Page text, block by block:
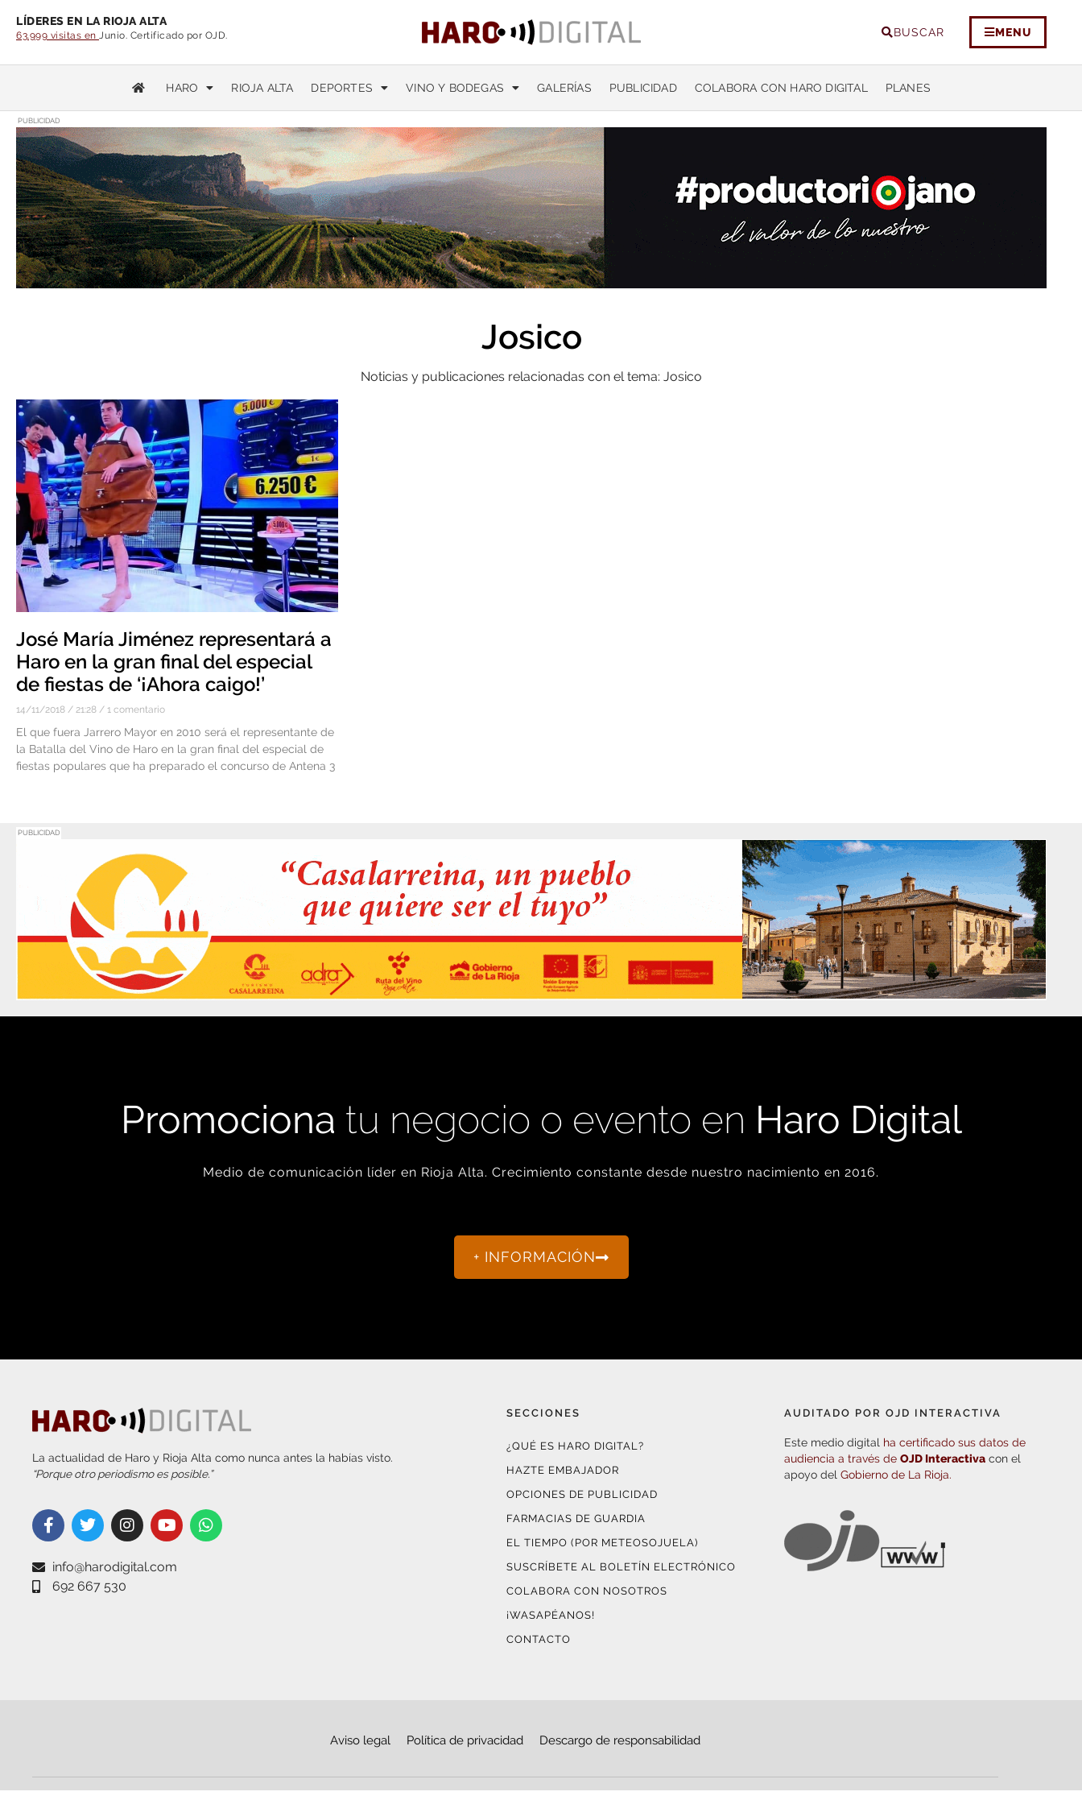
LÍDERES EN LA RIOJA ALTA
63.999 visitas en Junio. Certificado por OJD. BUSCAR MENU
HARO RIOJA ALTA DEPORTES VINO Y BODEGAS GALERÍAS PUBLICIDAD COLABORA CON HARO DIGITAL PLANES
PUBLICIDAD
Josico
Noticias y publicaciones relacionadas con el tema: Josico
José María Jiménez representará a
Haro en la gran final del especial
de fiestas de ‘¡Ahora caigo!’
14/11/2018 21:28 1 comentario
El que fuera Jarrero Mayor en 2010 será el representante de
la Batalla del Vino de Haro en la gran final del especial de
fiestas populares que ha preparado el concurso de Antena 3
PUBLICIDAD
Promociona tu negocio o evento en Haro Digital
Medio de comunicación líder en Rioja Alta. Crecimiento constante desde nuestro nacimiento en 2016.
+ INFORMACIÓN
La actualidad de Haro y Rioja Alta como nunca antes la habías visto.
“Porque otro periodismo es posible.”
info@harodigital.com
692 667 530
SECCIONES
¿QUÉ ES HARO DIGITAL?
HAZTE EMBAJADOR
OPCIONES DE PUBLICIDAD
FARMACIAS DE GUARDIA
EL TIEMPO (POR METEOSOJUELA)
SUSCRÍBETE AL BOLETÍN ELECTRÓNICO
COLABORA CON NOSOTROS
¡WASAPÉANOS!
CONTACTO
AUDITADO POR OJD INTERACTIVA
Este medio digital ha certificado sus datos de
audiencia a través deOJD Interactiva con el
apoyo delGobierno de La Rioja.
Aviso legal Política de privacidad Descargo de responsabilidad